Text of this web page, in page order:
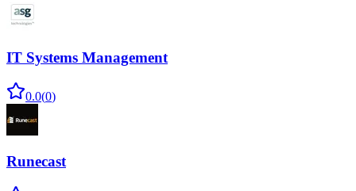
IT Systems Management
0.0(0)
Runecast